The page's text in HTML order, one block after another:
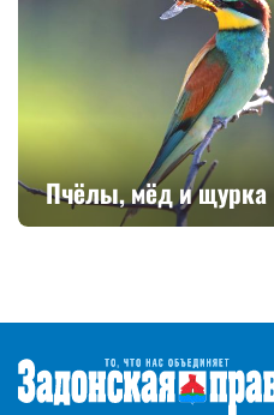
Пчёлы, мёд и щурка